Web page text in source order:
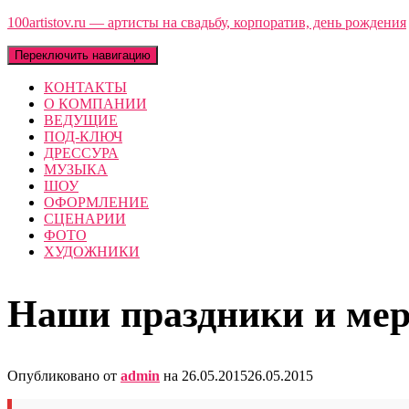
100artistov.ru — артисты на свадьбу, корпоратив, день рождения
Переключить навигацию
КОНТАКТЫ
О КОМПАНИИ
ВЕДУЩИЕ
ПОД-КЛЮЧ
ДРЕССУРА
МУЗЫКА
ШОУ
ОФОРМЛЕНИЕ
СЦЕНАРИИ
ФОТО
ХУДОЖНИКИ
Наши праздники и
Опубликовано от admin на 26.05.201526.05.2015